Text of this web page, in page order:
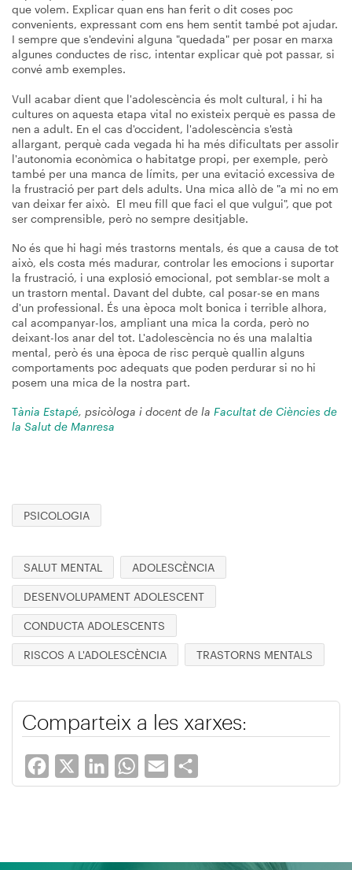
que volem. Explicar quan ens han ferit o dit coses poc
convenients, expressant com ens hem sentit també pot ajudar.
I sempre que s'endevini alguna "quedada" per posar en marxa
algunes conductes de risc, intentar explicar què pot passar, si
convé amb exemples.
Vull acabar dient que l'adolescència és molt cultural, i hi ha
cultures on aquesta etapa vital no existeix perquè es passa de
nen a adult. En el cas d'occident, l'adolescència s'està
allargant, perquè cada vegada hi ha més dificultats per assolir
l'autonomia econòmica o habitatge propi, per exemple, però
també per una manca de límits, per una evitació excessiva de
la frustració per part dels adults. Una mica allò de "a mi no em
van deixar fer això. El meu fill que faci el que vulgui", que pot
ser comprensible, però no sempre desitjable.
No és que hi hagi més trastorns mentals, és que a causa de tot
això, els costa més madurar, controlar les emocions i suportar
la frustració, i una explosió emocional, pot semblar-se molt a
un trastorn mental. Davant del dubte, cal posar-se en mans
d'un professional. És una època molt bonica i terrible alhora,
cal acompanyar-los, ampliant una mica la corda, però no
deixant-los anar del tot. L'adolescència no és una malaltia
mental, però és una època de risc perquè quallin alguns
comportaments poc adequats que poden perdurar si no hi
posem una mica de la nostra part.
Tània Estapé, psicòloga i docent de la Facultat de Ciències de
la Salut de Manresa
PSICOLOGIA
SALUT MENTAL ADOLESCÈNCIA
DESENVOLUPAMENT ADOLESCENT
CONDUCTA ADOLESCENTS
RISCOS A L'ADOLESCÈNCIA TRASTORNS MENTALS
Comparteix a les xarxes:
Facebook LinkedInWhatsApp
Email